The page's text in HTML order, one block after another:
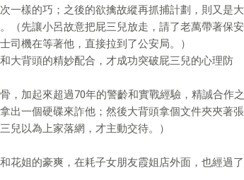
一樣的巧；之後的欲擒故縱再抓捕計劃，則又是大
（先讓小呂故意把屁三兒放走，請了老萬帶著保安
司機在等著他，直接拉到了公安局。）
大背頭的精妙配合，才成功突破屁三兒的心理防
，加起來超過70年的警齡和實戰經驗，精誠合作之
出一個硬碟來詐他；然後大背頭拿個文件夾夾著張
兒以為上家落網，才主動交待。）
花姐的豪爽，在耗子女朋友霞姐店外面，也經過了